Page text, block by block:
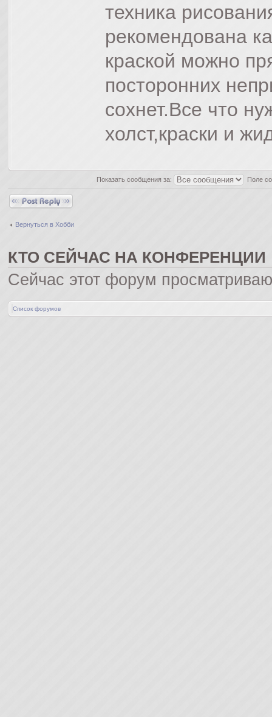
техника
рекомендована
краской можно
посторонних
сохнет.Все что
холст,краски и
Показать сообщения за: Поле
Ответить
Вернуться в Хобби
КТО СЕЙЧАС НА КОНФЕРЕНЦИИ
Сейчас этот форум
Список форумов